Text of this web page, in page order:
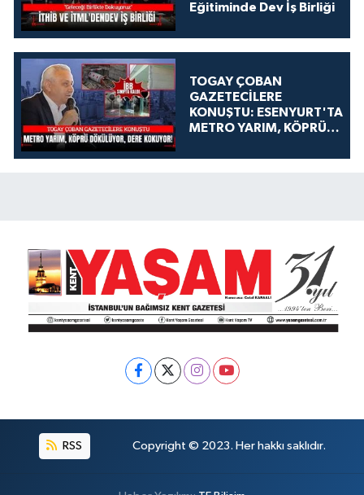
Eğitiminde Dev İş Birliği
TOGAY ÇOBAN
GAZETECİLERE
KONUŞTU: ESENYURT'TA
METRO YARIM, KÖPRÜ
KOKUYOR!
RSS Copyright © 2023. Her hakkı saklıdır.